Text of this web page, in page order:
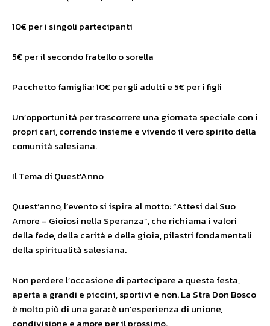
10€ per i singoli partecipanti
5€ per il secondo fratello o sorella
Pacchetto famiglia: 10€ per gli adulti e 5€ per i figli
Un’opportunità per trascorrere una giornata speciale con i
propri cari, correndo insieme e vivendo il vero spirito della
comunità salesiana.
Il Tema di Quest’Anno
Quest’anno, l’evento si ispira al motto: “Attesi dal Suo
Amore – Gioiosi nella Speranza”, che richiama i valori
della fede, della carità e della gioia, pilastri fondamentali
della spiritualità salesiana.
Non perdere l’occasione di partecipare a questa festa,
aperta a grandi e piccini, sportivi e non. La Stra Don Bosco
è molto più di una gara: è un’esperienza di unione,